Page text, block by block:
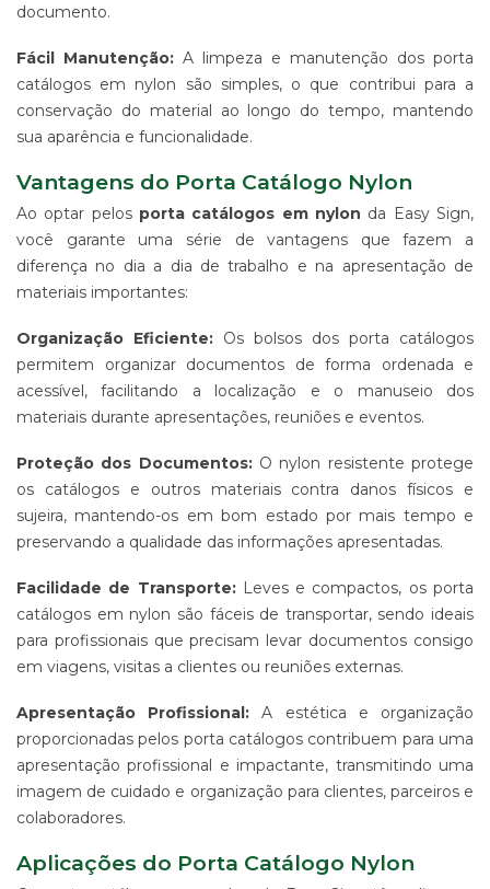
PONTO
VENDA
PDV
ESTAMPARIA
DE
CORRIDO
E
CENTRALIZADO
ESTAMPARIA
DIGITAL
EM
TECIDO
IMPRESSÃO
DE
"CATÁLOGOS"
CONTATO
TRABALHE
CONOSCO
documento.
Fácil Manutenção: A limpeza e manutenção dos porta
catálogos em nylon são simples, o que contribui para a
conservação do material ao longo do tempo, mantendo
sua aparência e funcionalidade.
Vantagens do Porta Catálogo Nylon
Ao optar pelos porta catálogos em nylon da Easy Sign,
você garante uma série de vantagens que fazem a
diferença no dia a dia de trabalho e na apresentação de
materiais importantes:
Organização Eficiente: Os bolsos dos porta catálogos
permitem organizar documentos de forma ordenada e
acessível, facilitando a localização e o manuseio dos
materiais durante apresentações, reuniões e eventos.
Proteção dos Documentos:O nylon resistente protege
os catálogos e outros materiais contra danos físicos e
sujeira, mantendo-os em bom estado por mais tempo e
preservando a qualidade das informações apresentadas.
Facilidade de Transporte:Leves e compactos, os porta
catálogos em nylon são fáceis de transportar, sendo ideais
para profissionais que precisam levar documentos consigo
em viagens, visitas a clientes ou reuniões externas.
Apresentação Profissional: A estética e organização
proporcionadas pelos porta catálogos contribuem para uma
apresentação profissional e impactante, transmitindo uma
imagem de cuidado e organização para clientes, parceiros e
colaboradores.
Aplicações do Porta Catálogo Nylon